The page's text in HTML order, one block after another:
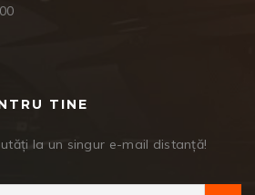
TINE
la un singur e-mail distanță!